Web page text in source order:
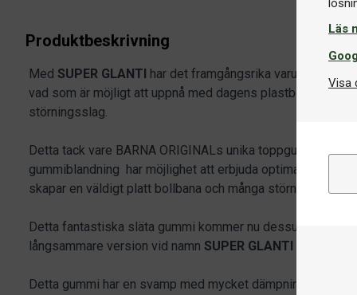
Läs
Visa
Produktbeskrivning
Med SUPER GLANTI har det framgångsrika varumärket
vad som är möjligt att uppnå med dagens plastbollar när
störningsslag.
Detta tack vare BARNA ORIGINALs unika toppgummi som
gummiblandning har möjlighet att erbjuda optimala
skapar en väldigt platt bollbana och många
Detta fantastiska släta gummi kommer nu dessutom att
långsammare version vid namn SUPER GLANTI ABSORBER
Detta gummi har en svamp med mycket dämpning som